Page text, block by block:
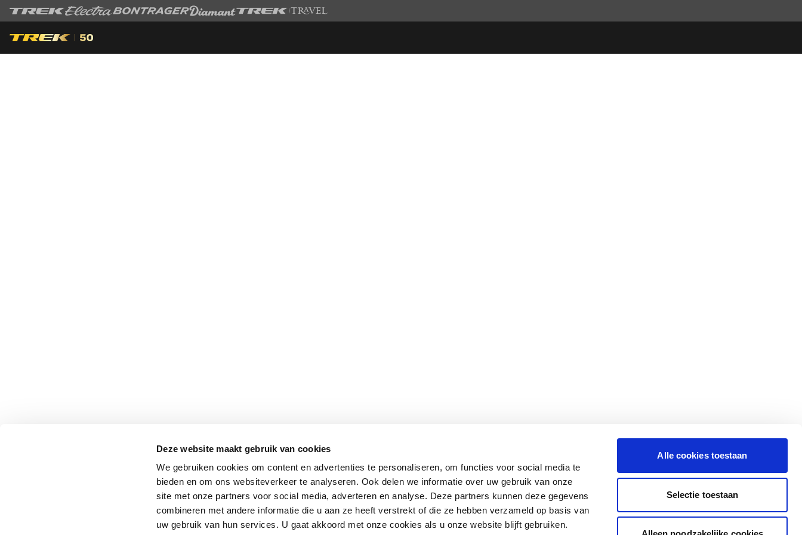
Deze website maakt gebruik van cookies
We gebruiken cookies om content en advertenties te personaliseren, om functies voor social media te
bieden en om ons websiteverkeer te analyseren. Ook delen we informatie over uw gebruik van onze
site met onze partners voor social media, adverteren en analyse. Deze partners kunnen deze gegevens
combineren met andere informatie die u aan ze heeft verstrekt of die ze hebben verzameld op basis van
uw gebruik van hun services. U gaat akkoord met onze cookies als u onze website blijft gebruiken.
Alle cookies toestaan
Selectie toestaan